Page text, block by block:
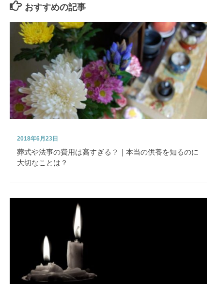
おすすめの記事
2018年6月23日
葬式や法事の費用は高すぎる？｜本当の供養を知るのに
大切なことは？